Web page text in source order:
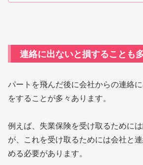
連絡に出ないと損することも
パートを飛んだ後に会社からの連絡
をすることが多々あります。
例えば、失業保険を受け取るために
が、これを受け取るためには会社と
める必要があります。